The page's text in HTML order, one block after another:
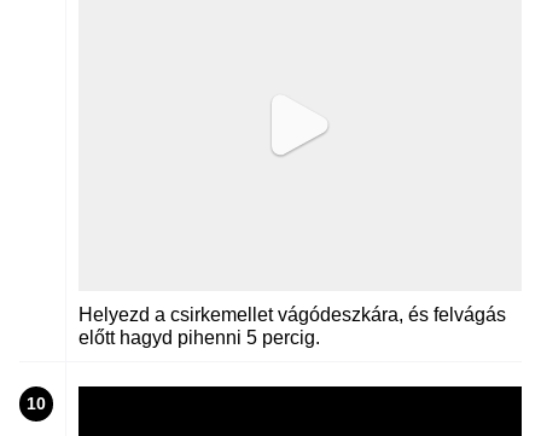
Helyezd a csirkemellet vágódeszkára, és felvágás
előtt hagyd pihenni 5 percig.
10